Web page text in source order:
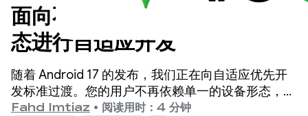
面向不断扩张的 Android 生
态进行自适应开发
随着 Android 17 的发布，我们正在向自适应优先开
发标准过渡。您的用户不再依赖单一的设备形态，而
是在一天中不断切换手机、可折叠设备、平板电脑、
Fahd Imtiaz • 阅读用时：4 分钟